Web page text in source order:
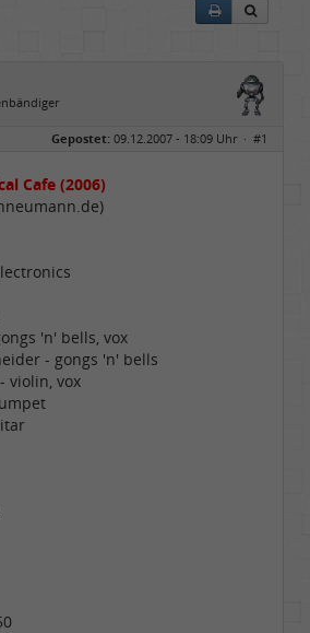
Gepostet: 09.12.2007 - 18:09 Uhr · #1
Cafe (2006)
'n' bells, vox
- gongs 'n' bells
violin, vox